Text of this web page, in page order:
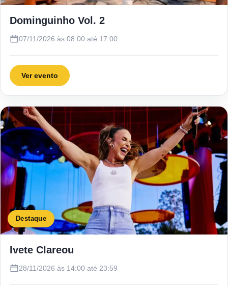
Dominguinho Vol. 2
07/11/2026 às 08:00 até 17:00
Ver evento
Destaque
Ivete Clareou
28/11/2026 às 14:00 até 23:59